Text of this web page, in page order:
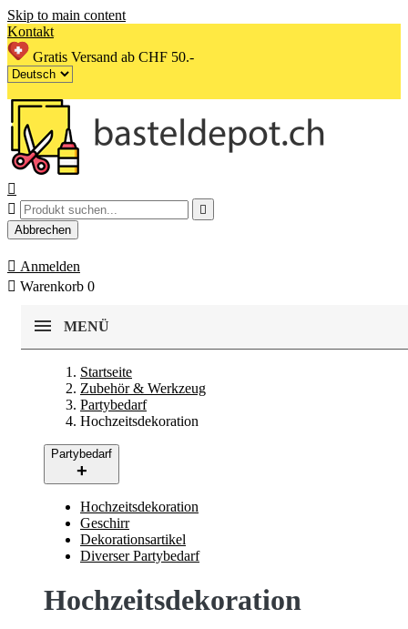
Skip to main content
Kontakt
Gratis Versand ab CHF 50.-



Abbrechen
 Anmelden
 Warenkorb 0
MENÜ
Startseite
Zubehör & Werkzeug
Partybedarf
Hochzeitsdekoration
Partybedarf
Hochzeitsdekoration
Geschirr
Dekorationsartikel
Diverser Partybedarf
Hochzeitsdekoration